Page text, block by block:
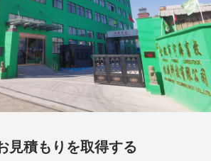
見積もりを取得する